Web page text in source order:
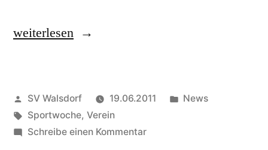
„Programm
weiterlesen
Veröffentlicht
von
SV Walsdorf 19.06.2011
Veröffentlicht
News
Schlagwörter:
Sportwoche, Verein
Schreibe einen Kommentarzu